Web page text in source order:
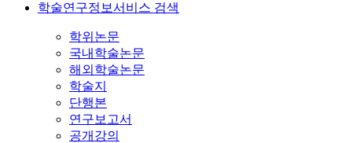
학술연구정보서비스 검색
학위논문
국내학술논문
해외학술논문
학술지
단행본
연구보고서
공개강의